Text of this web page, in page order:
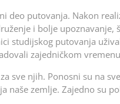
deo putovanja. Nakon
i bolje
studijskog putovanja
zajedničkom
sve njih. Ponosni su na
naše zemlje. Zajedno su